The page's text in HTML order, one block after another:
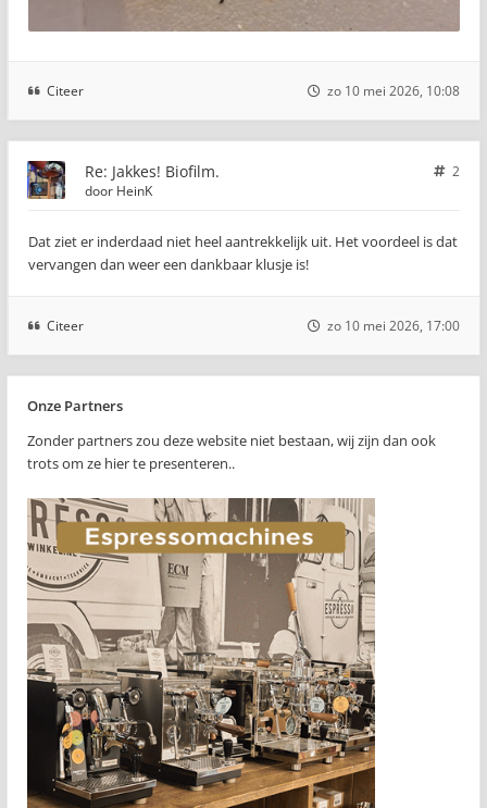
Citeer zo 10 mei 2026, 10:08
Re: Jakkes! Biofilm.
2
door HeinK
Dat ziet er inderdaad niet heel aantrekkelijk uit. Het voordeel is dat
vervangen dan weer een dankbaar klusje is!
Citeer zo 10 mei 2026, 17:00
Onze Partners
Zonder partners zou deze website niet bestaan, wij zijn dan ook
trots om ze hier te presenteren..